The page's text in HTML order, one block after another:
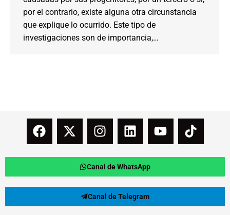
por el contrario, existe alguna otra circunstancia
que explique lo ocurrido. Este tipo de
investigaciones son de importancia,…
Canal de WhatsApp
Canal de Telegram